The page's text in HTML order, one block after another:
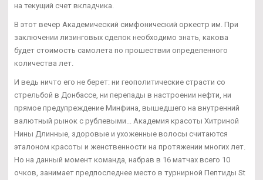
на текущий счет вкладчика.
В этот вечер Академический симфонический оркестр им. При
заключении лизинговых сделок необходимо знать, какова
будет стоимость самолета по прошествии определенного
количества лет.
И ведь ничто его не берет: ни геополитические страсти со
стрельбой в Донбассе, ни перепады в настроении нефти, ни
прямое предупреждение Минфина, вышедшего на внутренний
валютный рынок с рублевыми... Академия красоты Хитриной
Нины Длинные, здоровые и ухоженные волосы считаются
эталоном красоты и женственности на протяжении многих лет.
Но на данный момент команда, набрав в 16 матчах всего 10
очков, занимает предпоследнее место в турнирной Пептиды St